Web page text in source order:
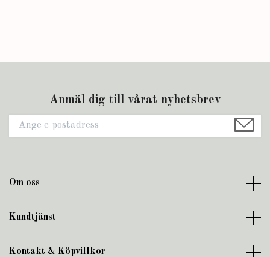
Anmäl dig till vårat nyhetsbrev
Om oss
Kundtjänst
Kontakt & Köpvillkor